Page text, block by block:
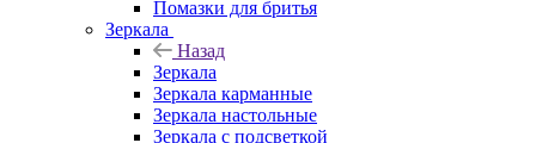
Помазки для бритья
Зеркала
Назад
Зеркала
Зеркала карманные
Зеркала настольные
Зеркала с подсветкой